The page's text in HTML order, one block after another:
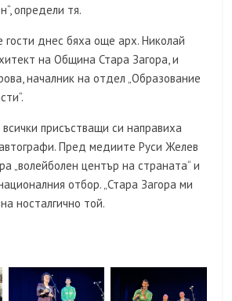
определи тя.
днес бяха още арх. Николай
на Община Стара Загора, и
началник на отдел „Образование
присъстващи си направиха
Пред медиите Руси Желев
„волейболен център на страната“ и
отбор. „Стара Загора ми
носталгично той.